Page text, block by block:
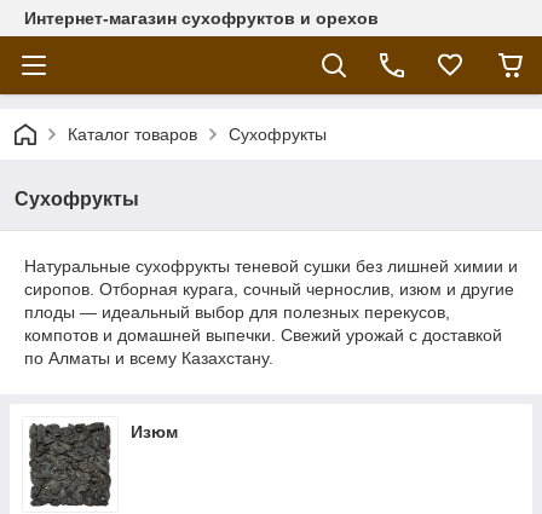
Интернет-магазин сухофруктов и орехов
Каталог товаров Сухофрукты
Сухофрукты
Натуральные сухофрукты теневой сушки без лишней химии и
сиропов. Отборная курага, сочный чернослив, изюм и другие
плоды — идеальный выбор для полезных перекусов,
компотов и домашней выпечки. Свежий урожай с доставкой
по Алматы и всему Казахстану.
Изюм